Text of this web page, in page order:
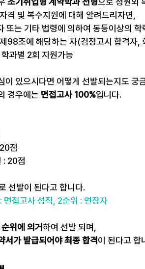
격 및 복수지원에 대해 알려드리자면,
또는 기타 법령에 의하여 동등이상의
98조에 해당하는 자(검정고시 합격자,
과별 2회 지원가능
이 있으시다면 어떻게 선발되는지도 궁
경우에는 면접고사 100%입니다.
점
: 20점
선발이 된다고 합니다.
접고사 성적, 2순위 : 연장자
위에 의거하여 선발 되며,
서가 발급되어야 최종 합격이 된다고 합